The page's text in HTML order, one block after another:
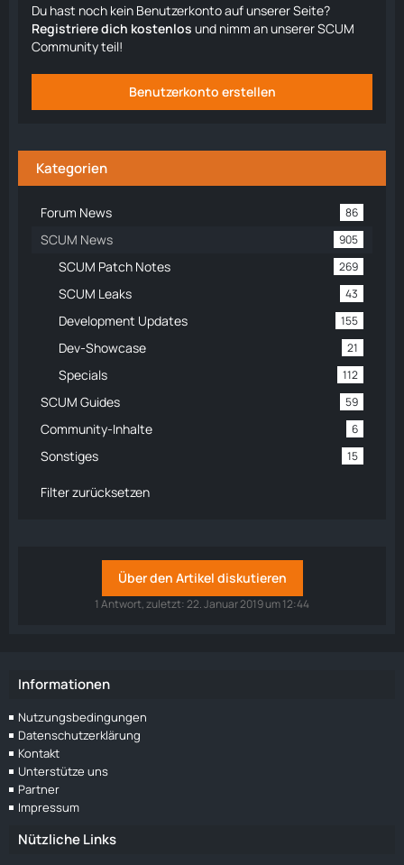
Du hast noch kein Benutzerkonto auf unserer Seite?
Registriere dich kostenlos und nimm an unserer SCUM
Community teil!
Benutzerkonto erstellen
Kategorien
Forum News 86
SCUM News 905
SCUM Patch Notes 269
SCUM Leaks 43
Development Updates 155
Dev-Showcase 21
Specials 112
SCUM Guides 59
Community-Inhalte 6
Sonstiges 15
Filter zurücksetzen
Über den Artikel diskutieren
1 Antwort, zuletzt:22. Januar 2019 um 12:44
Informationen
Nutzungsbedingungen
Datenschutzerklärung
Kontakt
Unterstütze uns
Partner
Impressum
Nützliche Links